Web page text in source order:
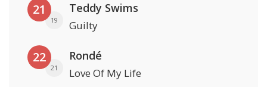
21
19
Teddy Swims
Guilty
22
21
Rondé
Love Of My Life